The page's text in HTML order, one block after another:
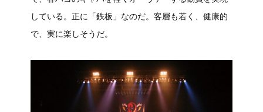
している。正に「鉄板」なのだ。客層も若く、健康的
で、実に楽しそうだ。